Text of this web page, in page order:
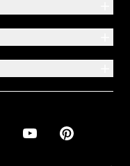
YouTubePinterest